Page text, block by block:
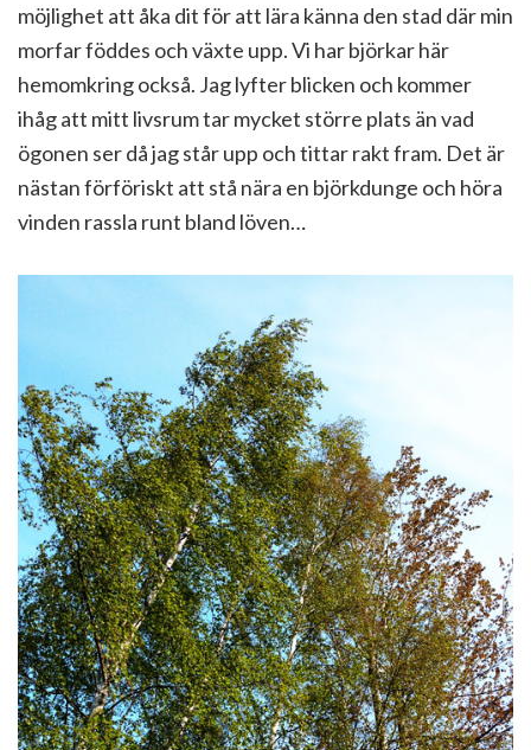
möjlighet att åka dit för att lära känna den stad där min
morfar föddes och växte upp. Vi har björkar här
hemomkring också. Jag lyfter blicken och kommer
ihåg att mitt livsrum tar mycket större plats än vad
ögonen ser då jag står upp och tittar rakt fram. Det är
nästan förföriskt att stå nära en björkdunge och höra
vinden rassla runt bland löven…